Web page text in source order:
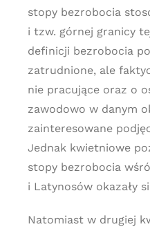
stopy bezrobocia
i tzw. górnej granicy
definicji bezrobocia
zatrudnione, ale
nie pracujące oraz o
zawodowo w danym
zainteresowane
Jednak kwietniowe
stopy bezrobocia
i Latynosów okazały
Natomiast w drugiej